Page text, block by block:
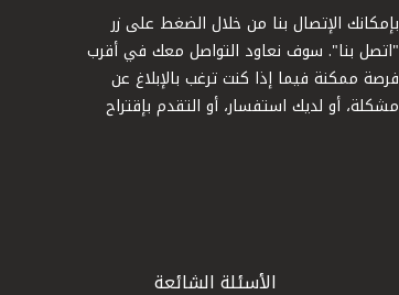
بإمكانك الإتصال بنا من خلال الضغط على زر
"اتصل بنا". سوف نعاود التواصل معك في أقرب
فرصة ممكنة فيما إذا كنت ترغب بالإبلاغ عن
مشكلة، أو لديك استفسار، أو التقدم بإقتراح
الأسئلة الشائعة